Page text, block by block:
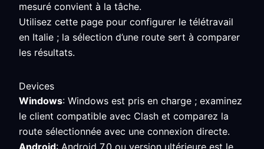
mesuré convient à la tâche.
Utilisez cette page pour configurer le télétravail
en Italie ; la sélection d’une route sert à comparer
les résultats.
Devices
Windows: Windows est pris en charge ; examinez
le client compatible avec Clash et comparez la
route sélectionnée avec une connexion directe.
Android: Android 7.0 ou version ultérieure est le